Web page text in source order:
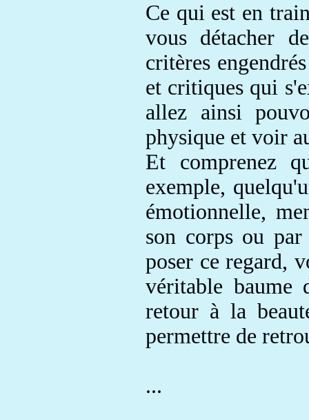
Ce qui est en
vous détacher
critères en
et critiques qui
allez ainsi
physique et voir
Et comprenez
exemple,
émotionnelle,
son corps ou
poser ce regard,
véritable baume
retour à la
permettre de
...